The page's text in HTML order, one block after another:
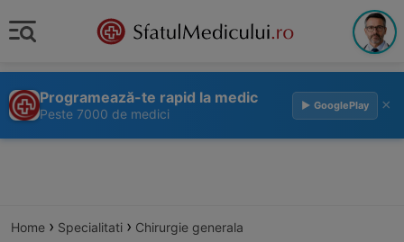
Programează-te rapid la medic
Peste 7000 de medici
▶ GooglePlay ×
Home › Specialitati › Chirurgie generala